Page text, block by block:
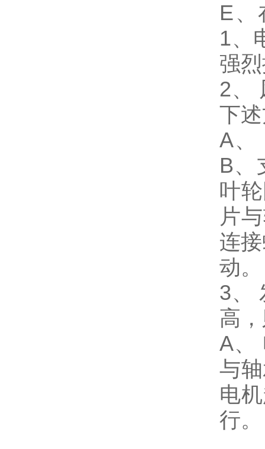
E、
1、
强
2、
下
A、
B、
叶
片
连
动。
3、
高
A、
与
电
行。